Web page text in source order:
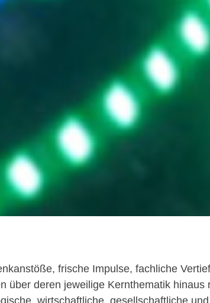
frische Impulse, fachliche
über deren jeweilige Kernthematik